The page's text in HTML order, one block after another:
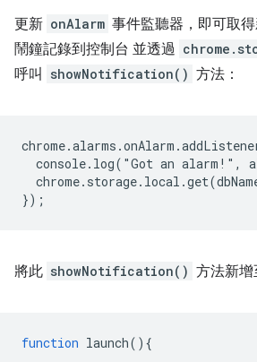
更新 onAlarm 事件監聽器，即可取
鬧鐘記錄到控制台 並透過
呼叫 showNotification() 方法：
console.log("Got an alarm!",
將此 showNotification() 方法新增
function launch() {